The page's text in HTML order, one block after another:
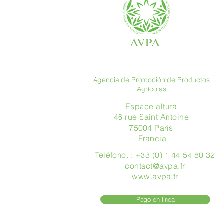
AVPA
Agencia de Promoción de Productos
Agrícolas
Espace altura
46 rue Saint Antoine
75004 París
​ Francia
Teléfono. : +33 (0) 1 44 54 80 32
contact@avpa.fr
www.avpa.fr
Pago en línea